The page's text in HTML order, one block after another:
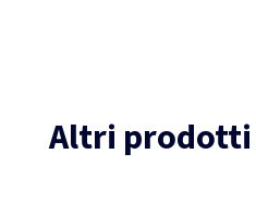
Altri prodotti